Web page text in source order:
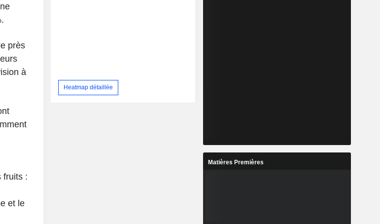
près
à
fruits :
et le
Heatmap détaillée
Matières Premières